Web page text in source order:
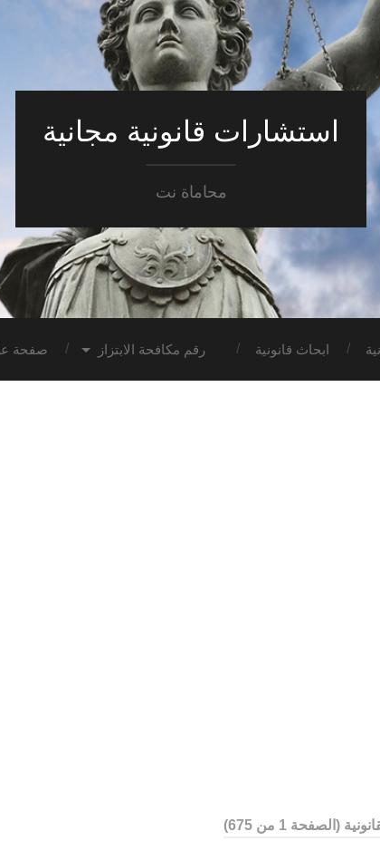
استشارات قانونية مجانية
محاماة نت
ابحاث قانونية رقم مكافحة الابتزاز صفحة
(الصفحة 1 من 675)